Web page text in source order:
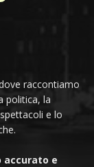
raccontiamo
politica, la
e lo
accurato e